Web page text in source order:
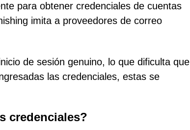
para obtener credenciales de cuentas
imita a proveedores de correo
de sesión genuino, lo que dificulta que
las credenciales, estas se
credenciales?